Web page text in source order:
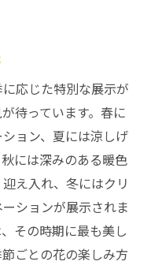
ション博物館を訪
り
験
応じた特別な展示が
待っています。春に
ョン、夏には涼しげ
には深みのある暖色
え入れ、冬にはクリ
ションが展示されま
その時期に最も美し
ごとの花の楽しみ方